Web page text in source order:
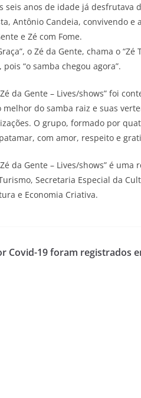
seis anos de idade já
Antônio Candeia, convivendo
e Zé com Fome.
o Zé da Gente, chama o
pois “o samba chegou agora”.
da Gente – Lives/shows” foi
melhor do samba raiz e suas
O grupo, formado por
com amor, respeito e
da Gente – Lives/shows” é
Secretaria Especial da
e Economia Criativa.
Covid-19 foram registrados